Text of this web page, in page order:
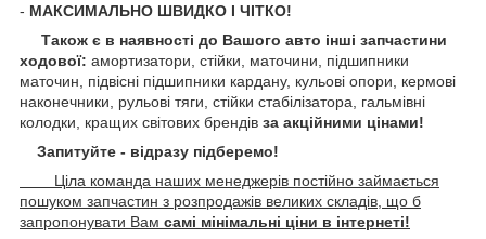
- МАКСИМАЛЬНО ШВИДКО І ЧІТКО!
Також є в наявності до Вашого авто інші запчастини
ходової: амортизатори, стійки, маточини, підшипники
маточин, підвісні підшипники кардану, кульові опори, кермові
наконечники, рульові тяги, стійки стабілізатора, гальмівні
колодки, кращих світових брендів за акційними цінами!
Запитуйте - відразу підберемо!
Ціла команда наших менеджерів постійно займається
пошуком запчастин з розпродажів великих складів, що б
запропонувати Вам самі мінімальні ціни в інтернеті!